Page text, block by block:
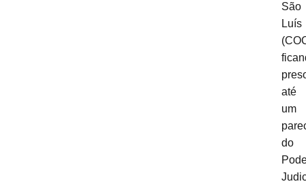
São
Luís
até
um
do